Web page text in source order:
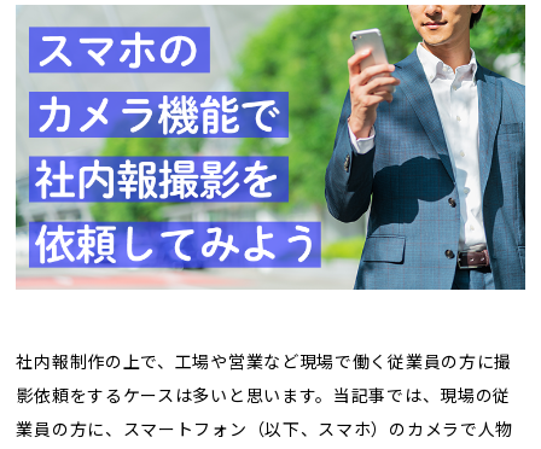
支援実績
トレンド用語集
社長ブログ
社内報制作の上で、工場や営業など現場で働く従業員の方に撮
影依頼をするケースは多いと思います。当記事では、現場の従
業員の方に、スマートフォン（以下、スマホ）のカメラで人物